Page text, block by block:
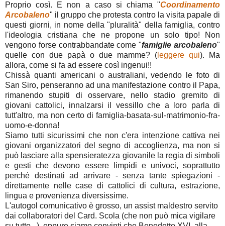
Proprio così. E non a caso si chiama "Coordinamento
Arcobaleno" il gruppo che protesta contro la visita papale di
questi giorni, in nome della "pluralità" della famiglia, contro
l'ideologia cristiana che ne propone un solo tipo! Non
vengono forse contrabbandate come "famiglie arcobaleno"
quelle con due papà o due mamme? ( leggere qui). Ma
allora, come si fa ad essere così ingenui!!
Chissà quanti americani o australiani, vedendo le foto di
San Siro, penseranno ad una manifestazione contro il Papa,
rimanendo stupiti di osservare, nello stadio gremito di
giovani cattolici, innalzarsi il vessillo che a loro parla di
tutt'altro, ma non certo di famiglia-basata-sul-matrimonio-fra-
uomo-e-donna!
Siamo tutti sicurissimi che non c'era intenzione cattiva nei
giovani organizzatori del segno di accoglienza, ma non si
può lasciare alla spensieratezza giovanile la regia di simboli
e gesti che devono essere limpidi e univoci, soprattutto
perché destinati ad arrivare - senza tante spiegazioni -
direttamente nelle case di cattolici di cultura, estrazione,
lingua e provenienza diversissime.
L'autogol comunicativo è grosso, un assist maldestro servito
dai collaboratori del Card. Scola (che non può mica vigilare